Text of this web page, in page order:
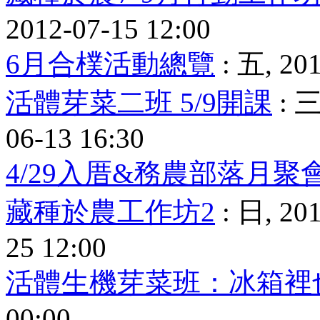
2012-07-15 12:00
6月合樸活動總覽 : 五,
活體芽菜二班 5/9開課 :
06-13 16:30
4/29入厝&務農部落月聚
藏種於農工作坊2 : 日,
25 12:00
活體生機芽菜班：冰箱